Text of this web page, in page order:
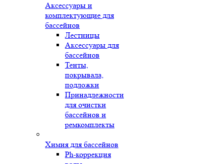
Аксессуары и
комплектующие для
бассейнов
Лестницы
Аксессуары для
бассейнов
Тенты,
покрывала,
подложки
Принадлежности
для очистки
бассейнов и
ремкомплекты
Химия для бассейнов
Ph-коррекция